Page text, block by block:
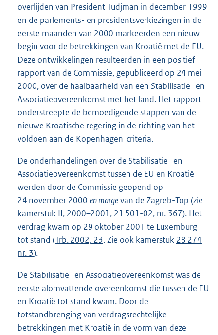
overlijden van President Tudjman in december 1999
en de parlements- en presidentsverkiezingen in de
eerste maanden van 2000 markeerden een nieuw
begin voor de betrekkingen van Kroatië met de EU.
Deze ontwikkelingen resulteerden in een positief
rapport van de Commissie, gepubliceerd op 24 mei
2000, over de haalbaarheid van een Stabilisatie- en
Associatieovereenkomst met het land. Het rapport
onderstreepte de bemoedigende stappen van de
nieuwe Kroatische regering in de richting van het
voldoen aan de Kopenhagen-criteria.
De onderhandelingen over de Stabilisatie- en
Associatieovereenkomst tussen de EU en Kroatië
werden door de Commissie geopend op
24 november 2000 en margevan de Zagreb-Top (zie
kamerstuk II, 2000–2001, 21 501-02, nr. 367). Het
verdrag kwam op 29 oktober 2001 te Luxemburg
tot stand (Trb. 2002, 23. Zie ook kamerstuk 28 274
nr. 3).
De Stabilisatie- en Associatieovereenkomst was de
eerste alomvattende overeenkomst die tussen de EU
en Kroatië tot stand kwam. Door de
totstandbrenging van verdragsrechtelijke
betrekkingen met Kroatië in de vorm van deze